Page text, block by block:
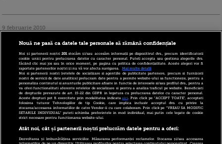
9 februarie 2010
PwC: TVA ar putea creste la 20-21%!
Patronii: Ar fi o greseala enorma!
Nouă ne pasă ca datele tale personale să rămână confidențiale
Noi și partenerii noștri201stocăm și/sau accesăm informații pe dispozitivul dvs., precum identificatorii
cookie unici pentru prelucrarea datelor cu caracter personal. Puteți accepta sau gestiona alegerile dvs.
făcând clic mai jos sau în orice moment, pe pagina cu politica de confidențialitate. Aceste alegeri vor fi
raportate partenerilor noștri și nu vă vor afecta navigarea.
Mai multe detalii
Noi si partenerii nostri (retelele de socializare si agentiile de publicitate partenere, precum si furnizorii
nostri de servicii de date analitice) prelucram date pentru a permite website-ului sa functioneze, pentru a
personaliza continutul si anunturile publicitare afisate in functie de interesele si/sau profilul dvs., pentru a
va oferi functionalitati aferente retelelor de socializare si pentru a analiza traficul pe website. Beneficiati
de drepturile prevazute de art. 15-22 din GDPR in legatura cu prelucrarea datelor cu caracter personal.
Aceste drepturi pot fi exercitate prin modalitatea indicataaici. Prin click pe “ACCEPT TOATE”, acceptati
folosirea tuturor Tehnologiilor de tip Cookie, care implica inclusiv acceptul dvs. cu privire la
stocarea/accesarea informatiilor de catre Vendor-ii cu care colaboram. Prin click pe “VREAU SA MODIFIC
SETARILE INDIVIDUAL” puteti schimba preferintele in mod individual, mai putin cele legate de cookie
strict necesare pentru functionarea website-ului.
Atât noi, cât și partenerii noștri prelucrăm datele pentru a oferi:
Dezvoltarea și îmbunătățirea serviciilor. Măsurarea performanței reclamelor. Stocarea și/sau accesarea